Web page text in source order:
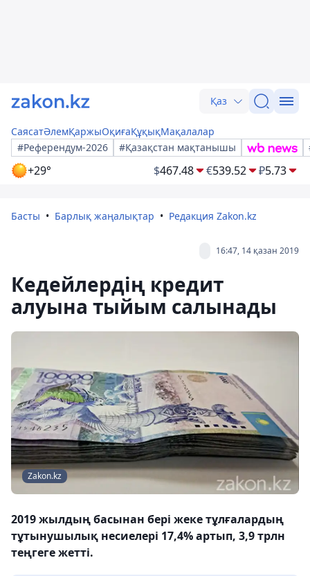
Қаз
СаясатӘлемҚаржыОқиғаҚұқықМақалалар
#Референдум-2026
#Қазақстан мақтанышы
+29° $467.48 €539.52 ₽5.73
Басты Барлық жаңалықтар Редакция Zakon.kz
16:47, 14 қазан 2019
Кедейлердің кредит
алуына тыйым салынады
Zakon.kz
2019 жылдың басынан бері жеке тұлғалардың
тұтынушылық несиелері 17,4% артып, 3,9 трлн
теңгеге жетті.